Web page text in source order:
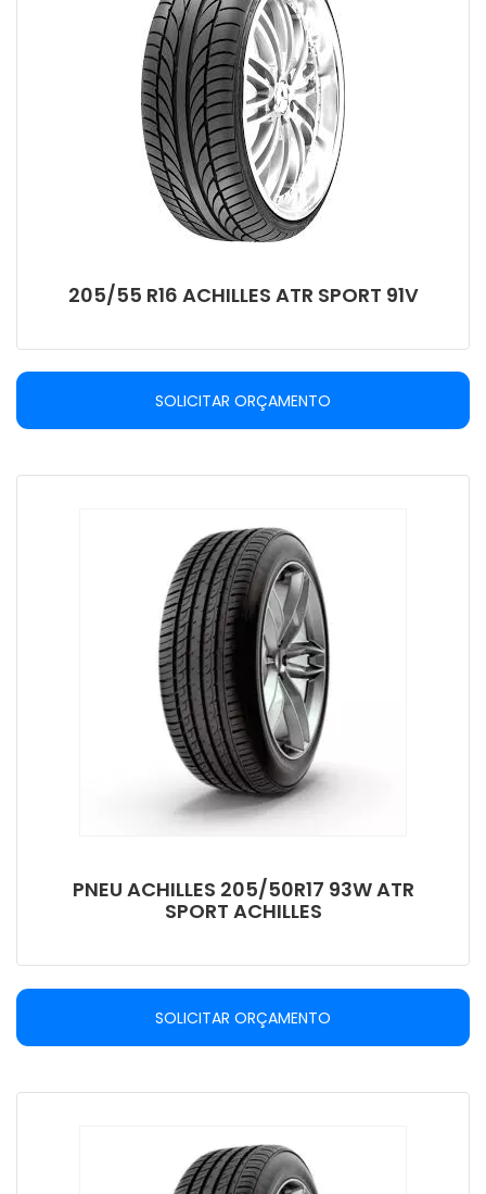
205/55 R16 ACHILLES ATR SPORT 91V
SOLICITAR ORÇAMENTO
PNEU ACHILLES 205/50R17 93W ATR
SPORT ACHILLES
SOLICITAR ORÇAMENTO